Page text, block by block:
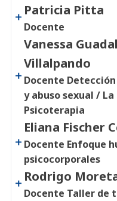
Patricia Pitta
Docente
Vanessa
Villalpando
Docente
y abuso sexual /
Psicoterapia
Eliana Fischer
Docente Enfoque
psicocorporales
Rodrigo
Docente Taller de